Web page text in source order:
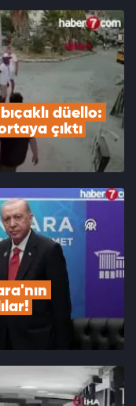
düello:
çıktı